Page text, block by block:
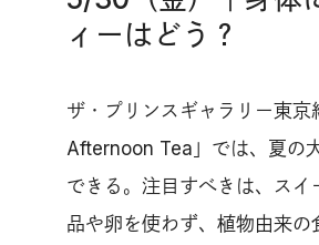
ィーはどう？
ザ・プリンスギャラリー東
Afternoon Tea」では、夏の
できる。注目すべきは、ス
品や卵を使わず、植物由来